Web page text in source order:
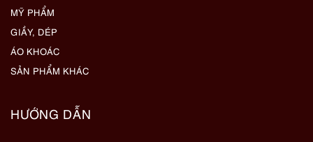
MỸ PHẨM
GIẦY, DÉP
ÁO KHOÁC
SẢN PHẨM KHÁC
HƯỚNG DẪN